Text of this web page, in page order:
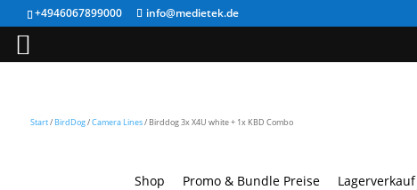
+4946067899000 info@medietek.de
Start/ BirdDog/Camera Lines/ Birddog 3x X4U white + 1x KBD Combo
Shop Promo & Bundle Preise Lagerverkauf